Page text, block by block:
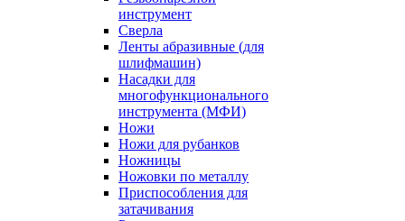
инструмент
Сверла
Ленты абразивные (для
шлифмашин)
Насадки для
многофункционального
инструмента (МФИ)
Ножи
Ножи для рубанков
Ножницы
Ножовки по металлу
Приспособления для
затачивания